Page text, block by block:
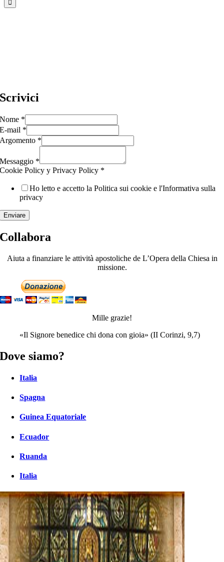
Scrivici
Nome *
E-mail *
Argomento *
Messaggio *
Cookie Policy y Privacy Policy *
Ho letto e accetto la Politica sui cookie e l'Informativa sulla
privacy
Enviare
Collabora
Aiuta a finanziare le attività apostoliche de L’Opera della Chiesa in
missione.
Mille grazie!
«Il Signore benedice chi dona con gioia» (II Corinzi, 9,7)
Dove siamo?
Italia
Spagna
Guinea Equatoriale
Ecuador
Ruanda
Italia